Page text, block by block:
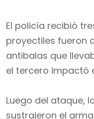
El policía recibió
proyectiles fueron
antibalas que
el tercero impactó
Luego del ataque,
sustrajeron el